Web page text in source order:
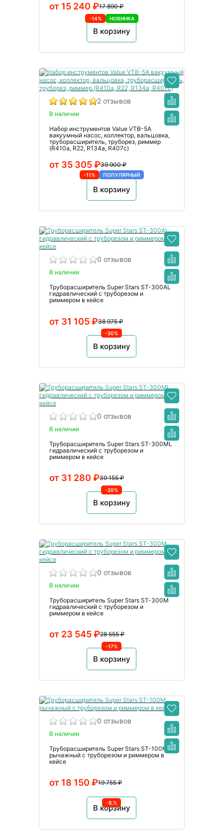
17 890 ₽
от 15 240 ₽
В корзину
-14% НОВИНКА
2 отзывов
В наличии
Набор инструментов Value VTB-5A
вакуумный насос, коллектор, вальцовка,
труборасширитель, труборез, риммер
(R410a, R22, R134а, R407с)
39 900 ₽
от 35 305 ₽
В корзину
-11% ПОПУЛЯРНЫЙ
0 отзывов
В наличии
Труборасширитель Super Stars ST-300AL
гидравлический с труборезом и
риммером в кейсе
38 975 ₽
от 31 105 ₽
В корзину
-20%
0 отзывов
В наличии
Труборасширитель Super Stars ST-300ML
гидравлический с труборезом и
риммером в кейсе
39 155 ₽
от 31 280 ₽
В корзину
-20%
0 отзывов
В наличии
Труборасширитель Super Stars ST-300M
гидравлический с труборезом и
риммером в кейсе
28 555 ₽
от 23 545 ₽
В корзину
-17%
0 отзывов
В наличии
Труборасширитель Super Stars ST-100M
рычажный с труборезом и риммером в
кейсе
19 755 ₽
от 18 150 ₽
В корзину
-8.%